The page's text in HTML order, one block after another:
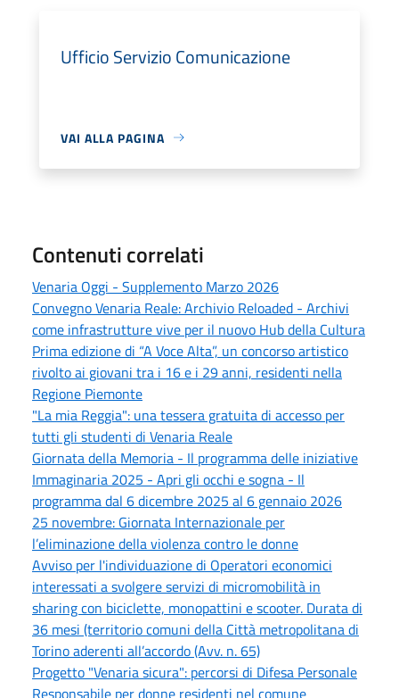
Ufficio Servizio Comunicazione
VAI ALLA PAGINA
Contenuti correlati
Venaria Oggi - Supplemento Marzo 2026
Convegno Venaria Reale: Archivio Reloaded - Archivi
come infrastrutture vive per il nuovo Hub della Cultura
Prima edizione di “A Voce Alta”, un concorso artistico
rivolto ai giovani tra i 16 e i 29 anni, residenti nella
Regione Piemonte
"La mia Reggia": una tessera gratuita di accesso per
tutti gli studenti di Venaria Reale
Giornata della Memoria - Il programma delle iniziative
Immaginaria 2025 - Apri gli occhi e sogna - Il
programma dal 6 dicembre 2025 al 6 gennaio 2026
25 novembre: Giornata Internazionale per
l’eliminazione della violenza contro le donne
Avviso per l'individuazione di Operatori economici
interessati a svolgere servizi di micromobilità in
sharing con biciclette, monopattini e scooter. Durata di
36 mesi (territorio comuni della Città metropolitana di
Torino aderenti all’accordo (Avv. n. 65)
Progetto "Venaria sicura": percorsi di Difesa Personale
Responsabile per donne residenti nel comune